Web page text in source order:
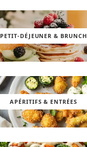
PETIT-DÉJEUNER & BRUNCH
APÉRITIFS & ENTRÉES